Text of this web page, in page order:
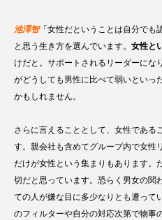
池澤智「女性だということは自分でも
と思う生き方を選んでいます。 女性と
けだと。サポートされるリーダーにな
がどうしても男性に比べて弱いといっ
かもしれません。
さらに言えることとして、女性である
す。親会社も含めてグループ内で女性
だけが女性という集まりもあります。
切だと思っています。恐らく男女の関
ての人が嫌な目に多少なりとも遭って
のフィルターや自分の対応次第で物事